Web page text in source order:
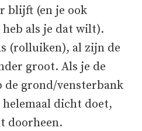
blijft (en je ook
als je dat wilt).
(rolluiken), al zijn de
groot. Als je de
grond/vensterbank
dicht doet,
doorheen.